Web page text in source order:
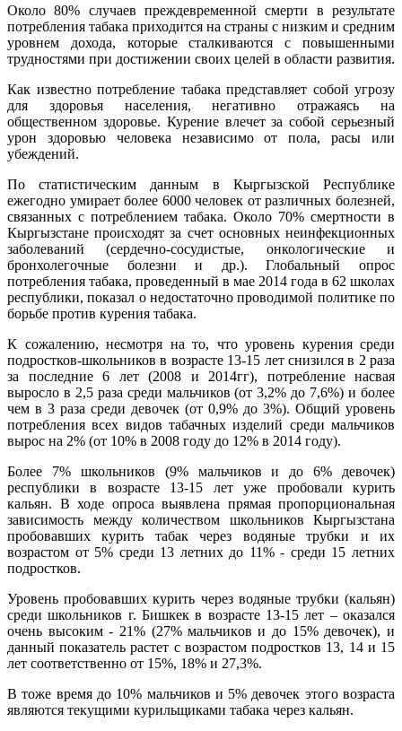
Около 80% случаев преждевременной смерти в результате
потребления табака приходится на страны с низким и средним
уровнем дохода, которые сталкиваются с повышенными
трудностями при достижении своих целей в области развития.
Как известно потребление табака представляет собой угрозу
для здоровья населения, негативно отражаясь на
общественном здоровье. Курение влечет за собой серьезный
урон здоровью человека независимо от пола, расы или
убеждений.
По статистическим данным в Кыргызской Республике
ежегодно умирает более 6000 человек от различных болезней,
связанных с потреблением табака. Около 70% смертности в
Кыргызстане происходят за счет основных неинфекционных
заболеваний (сердечно-сосудистые, онкологические и
бронхолегочные болезни и др.). Глобальный опрос
потребления табака, проведенный в мае 2014 года в 62 школах
республики, показал о недостаточно проводимой политике по
борьбе против курения табака.
К сожалению, несмотря на то, что уровень курения среди
подростков-школьников в возрасте 13-15 лет снизился в 2 раза
за последние 6 лет (2008 и 2014гг), потребление насвая
выросло в 2,5 раза среди мальчиков (от 3,2% до 7,6%) и более
чем в 3 раза среди девочек (от 0,9% до 3%). Общий уровень
потребления всех видов табачных изделий среди мальчиков
вырос на 2% (от 10% в 2008 году до 12% в 2014 году).
Более 7% школьников (9% мальчиков и до 6% девочек)
республики в возрасте 13-15 лет уже пробовали курить
кальян. В ходе опроса выявлена прямая пропорциональная
зависимость между количеством школьников Кыргызстана
пробовавших курить табак через водяные трубки и их
возрастом от 5% среди 13 летних до 11% - среди 15 летних
подростков.
Уровень пробовавших курить через водяные трубки (кальян)
среди школьников г. Бишкек в возрасте 13-15 лет – оказался
очень высоким - 21% (27% мальчиков и до 15% девочек), и
данный показатель растет с возрастом подростков 13, 14 и 15
лет соответственно от 15%, 18% и 27,3%.
В тоже время до 10% мальчиков и 5% девочек этого возраста
являются текущими курильщиками табака через кальян.